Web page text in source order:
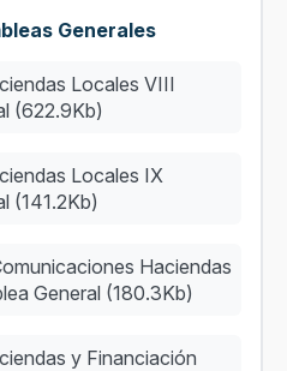
Generales
Locales VIII
(622.9Kb)
Locales IX
(141.2Kb)
Haciendas
General (180.3Kb)
y Financiación